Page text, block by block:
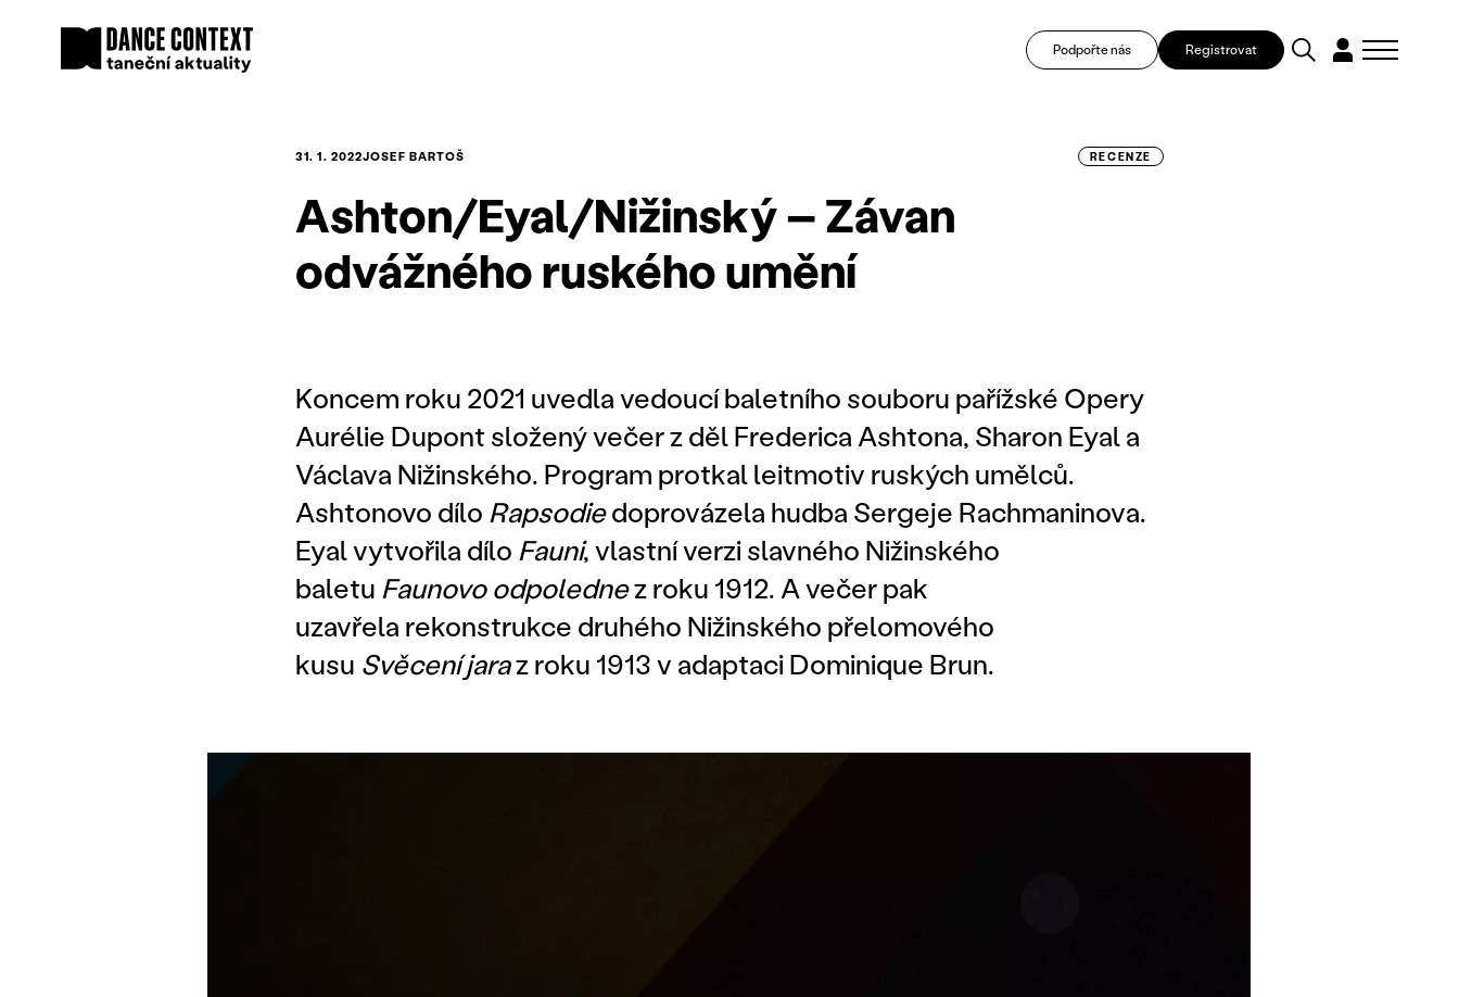
Podpořte nás Registrovat
31. 1. 2022JOSEF BARTOŠ RECENZE
Ashton/Eyal/Nižinský – Závan
odvážného ruského umění
Koncem roku 2021 uvedla vedoucí baletního souboru pařížské Opery
Aurélie Dupont složený večer z děl Frederica Ashtona, Sharon Eyal a
Václava Nižinského. Program protkal leitmotiv ruských umělců.
Ashtonovo dílo Rapsodiedoprovázela hudba Sergeje Rachmaninova.
Eyal vytvořila dílo Fauni, vlastní verzi slavného Nižinského
baletu Faunovo odpolednez roku 1912. A večer pak
uzavřela rekonstrukce druhého Nižinského přelomového
kusu Svěcení jaraz roku 1913 v adaptaci Dominique Brun.